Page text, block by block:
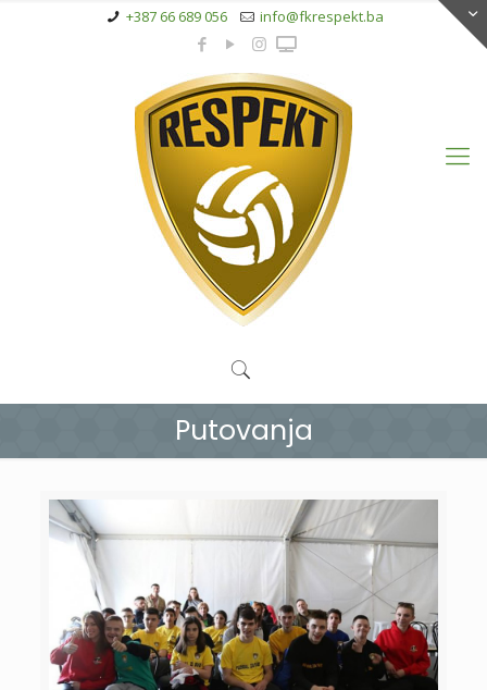
+387 66 689 056 info@fkrespekt.ba
Putovanja